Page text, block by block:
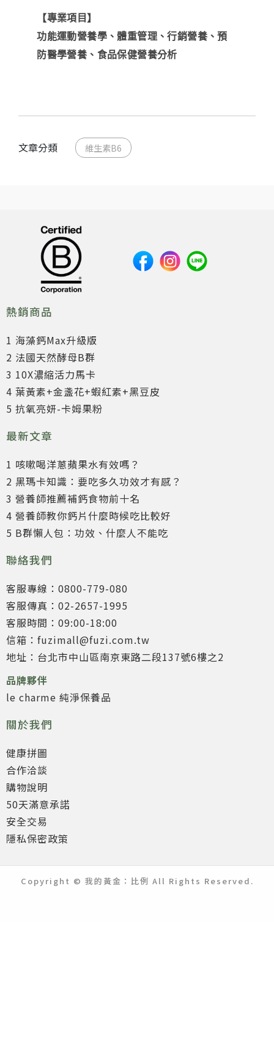
【專業項目】
功能運動營養學、體重管理、行銷營養、預
防醫學營養、食品保健營養分析
文章分類 維生素B6
熱銷商品
1 海藻鈣Max升級版
2 法國天然酵母B群
3 10X濃縮活力馬卡
4 葉黃素+金盞花+蝦紅素+黑豆皮
5 抗氧亮妍-卡姆果粉
最新文章
1 咳嗽喝洋蔥蘋果水有效嗎？
2 黑瑪卡知識：要吃多久功效才有感？
3 營養師推薦補鈣食物前十名
4 營養師教你鈣片什麼時候吃比較好
5 B群懶人包：功效、什麼人不能吃
聯絡我們
客服專線：0800-779-080
客服傳真：02-2657-1995
客服時間：09:00-18:00
信箱：fuzimall@fuzi.com.tw
地址：台北市中山區南京東路二段137號6樓之2
品牌夥伴
le charme 純淨保養品
關於我們
健康拼圖
合作洽談
購物說明
50天滿意承諾
安全交易
隱私保密政策
Copyright © 我的黃金：比例 All Rights Reserved.